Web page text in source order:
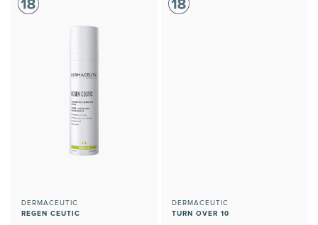
DERMACEUTIC
REGEN CEUTIC
DERMACEUTIC
TURN OVER 10